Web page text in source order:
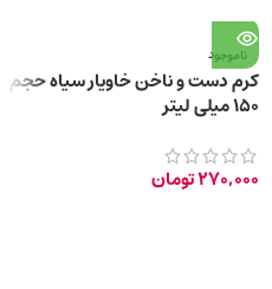
ناموجود
کرم دست و ناخن خاویار سیاه حجم
۱۵۰ میلی لیتر
270,000تومان